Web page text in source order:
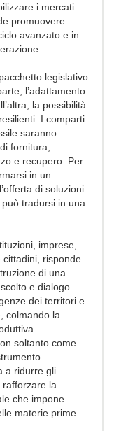
i mercati
promuovere
avanzato e in
legislativo
l’adattamento
la possibilità
I comparti
saranno
fornitura,
e recupero. Per
in un
di soluzioni
tradursi in una
imprese,
risponde
di una
e dialogo.
dei territori e
colmando la
soltanto come
a ridurre gli
la
che impone
materie prime